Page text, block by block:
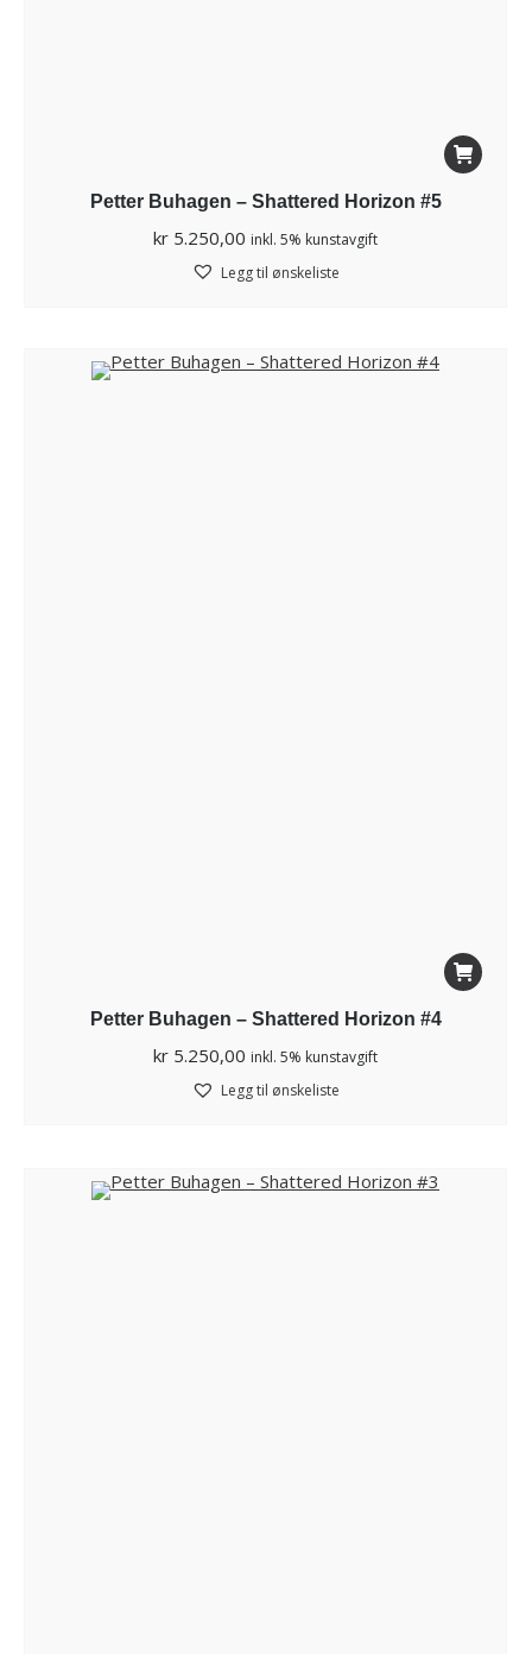
Petter Buhagen – Shattered Horizon #5
kr 5.250,00 inkl. 5% kunstavgift
Legg til ønskeliste
Petter Buhagen – Shattered Horizon #4
kr 5.250,00 inkl. 5% kunstavgift
Legg til ønskeliste